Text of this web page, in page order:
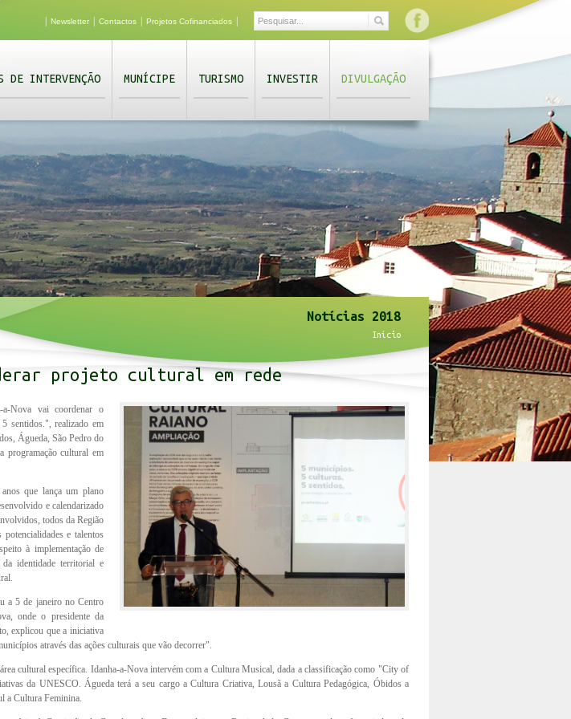
Newsletter Contactos Projetos Cofinanciados
DE INTERVENÇÃO MUNÍCIPE TURISMO INVESTIR DIVULGAÇÃO
Notícias 2018
Início
projeto cultural em rede
Nova vai coordenar o
sentidos.", realizado em
Águeda, São Pedro do
programação cultural em
que lança um plano
e calendarizado
todos da Região
e talentos
à implementação de
da identidade territorial e
a 5 de janeiro no Centro
onde o presidente da
explicou que a iniciativa
através das ações culturais que vão decorrer".
cultural específica. Idanha-a-Nova intervém com a Cultura Musical, dada a classificação como "City of
da UNESCO. Águeda terá a seu cargo a Cultura Criativa, Lousã a Cultura Pedagógica, Óbidos a
a Cultura Feminina.